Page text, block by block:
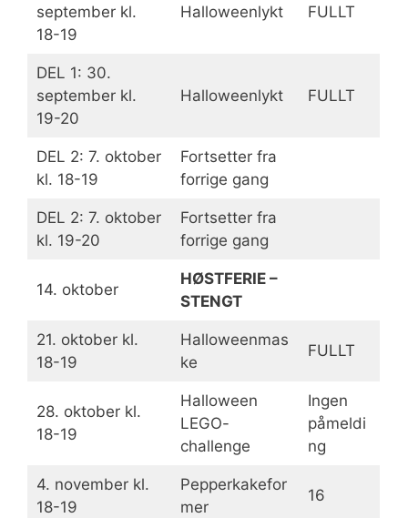
september kl.
18-19
Halloweenlykt FULLT
DEL 1: 30.
september kl.
19-20
Halloweenlykt FULLT
DEL 2: 7. oktober
kl. 18-19
Fortsetter fra
forrige gang
DEL 2: 7. oktober
kl. 19-20
Fortsetter fra
forrige gang
14. oktober
HØSTFERIE –
STENGT
21. oktober kl.
18-19
Halloweenmas
ke
FULLT
28. oktober kl.
18-19
Halloween
LEGO-
challenge
Ingen
påmeldi
ng
4. november kl.
18-19
Pepperkakefor
mer
16